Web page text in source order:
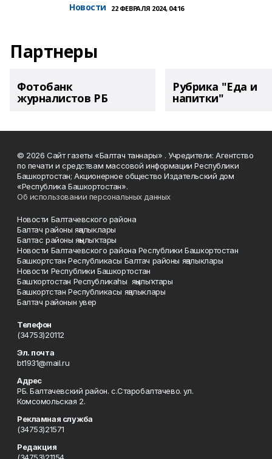
Новости 22 ФЕВРАЛЯ 2024, 04:16
Партнеры
Фотобанк
журналистов РБ
Рубрика "Еда и
напитки"
© 2026 Сайт газеты «Балтач таннары» . Учредители: Агентство
по печати и средствам массовой информации Республики
Башкортостан; Акционерное общество Издательский дом
«Республика Башкортостан».
Об использовании персональных данных
Новости Балтачевского района
Балтач районы яңалыклары
Балтас районы яңылыҡтары
Новости Балтачевского района Республики Башкортостан
Башкортстан Республикасы Балтач районы яңалыклары
Новости Республики Башкортостан
Башҡортостан Республикаһы яңылыҡтары
Башкортстан Республикасы яңалыклары
Балтач районын увер
Телефон
(34753)20112
Эл. почта
bt1931@mail.ru
Адрес
РБ. Балтачевский район. с.Старобалтачево. ул.
Комсомольская 2.
Рекламная служба
(34753)21571
Редакция